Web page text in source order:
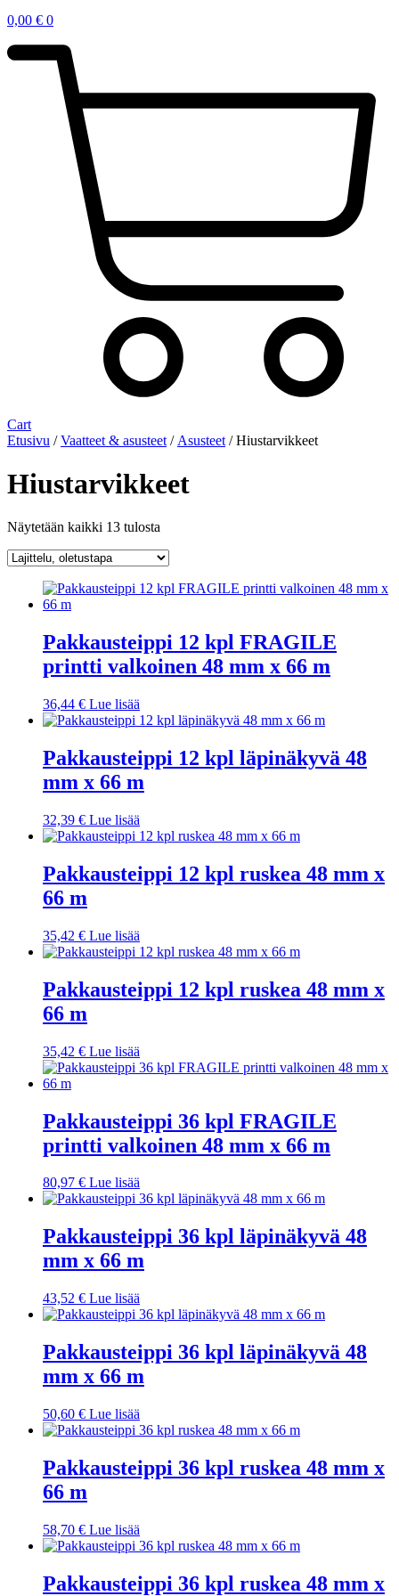
0,00 € 0
Cart
Etusivu /Vaatteet & asusteet / Asusteet / Hiustarvikkeet
Hiustarvikkeet
Näytetään kaikki 13 tulosta
Pakkausteippi 12 kpl FRAGILE
printti valkoinen 48 mm x 66 m
36,44 € Lue lisää
Pakkausteippi 12 kpl läpinäkyvä 48
mm x 66 m
32,39 € Lue lisää
Pakkausteippi 12 kpl ruskea 48 mm x
66 m
35,42 € Lue lisää
Pakkausteippi 12 kpl ruskea 48 mm x
66 m
35,42 € Lue lisää
Pakkausteippi 36 kpl FRAGILE
printti valkoinen 48 mm x 66 m
80,97 € Lue lisää
Pakkausteippi 36 kpl läpinäkyvä 48
mm x 66 m
43,52 € Lue lisää
Pakkausteippi 36 kpl läpinäkyvä 48
mm x 66 m
50,60 € Lue lisää
Pakkausteippi 36 kpl ruskea 48 mm x
66 m
58,70 € Lue lisää
Pakkausteippi 36 kpl ruskea 48 mm x